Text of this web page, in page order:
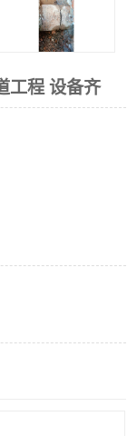
工程 设备齐